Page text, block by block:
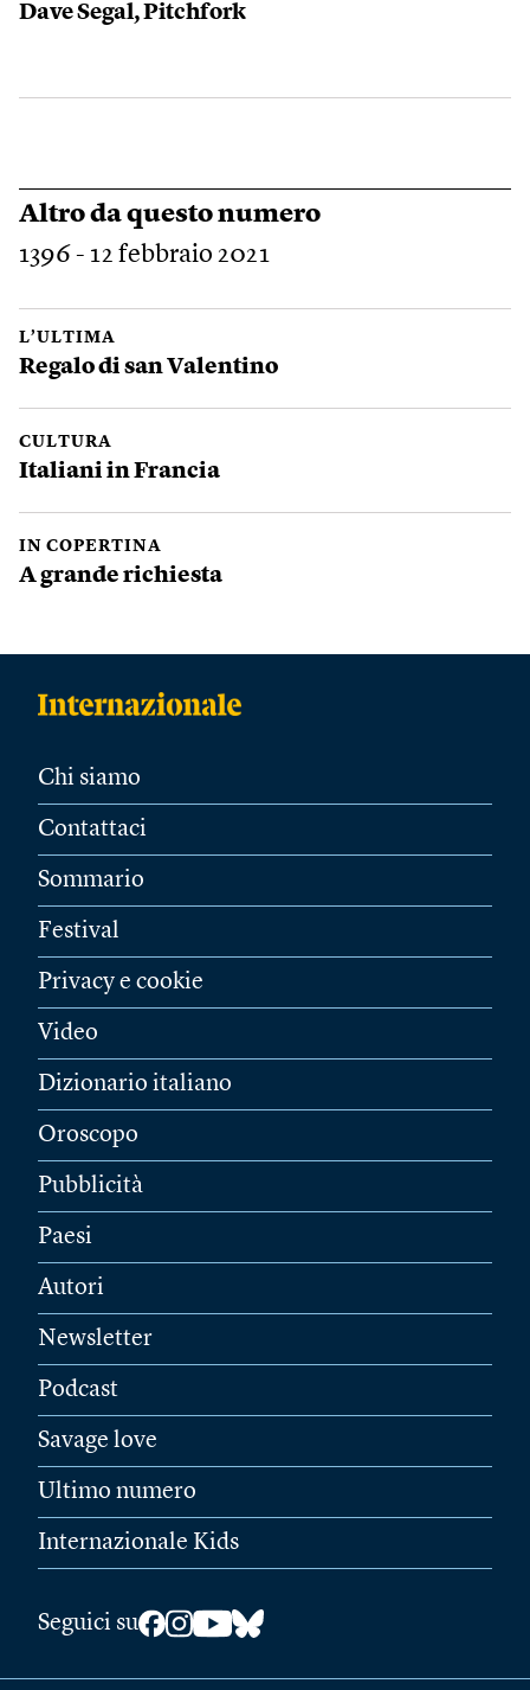
Dave Segal, Pitchfork
Altro da questo numero
1396 - 12 febbraio 2021
L’ULTIMA
Regalo di san Valentino
CULTURA
Italiani in Francia
IN COPERTINA
A grande richiesta
Chi siamo
Contattaci
Sommario
Festival
Privacy e cookie
Video
Dizionario italiano
Oroscopo
Pubblicità
Paesi
Autori
Newsletter
Podcast
Savage love
Ultimo numero
Internazionale Kids
Seguici su